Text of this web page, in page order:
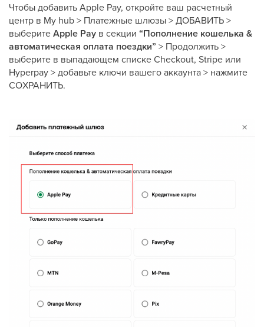
Чтобы добавить Apple Pay, откройте ваш расчетный
центр в My hub > Платежные шлюзы > ДОБАВИТЬ >
выберитеApple Pay в секции “Пополнение кошелька &
автоматическая оплата поездки” > Продолжить >
выберите в выпадающем списке Checkout, Stripe или
Hyperpay > добавьте ключи вашего аккаунта > нажмите
СОХРАНИТЬ.